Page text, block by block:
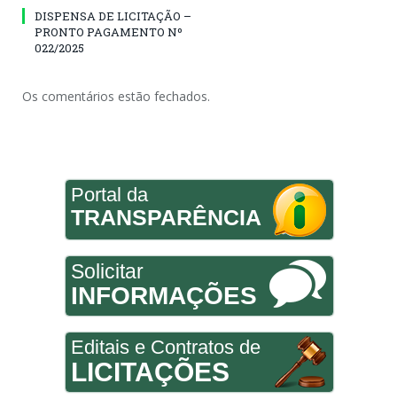
DISPENSA DE LICITAÇÃO –
PRONTO PAGAMENTO Nº
022/2025
Os comentários estão fechados.
Portal da
TRANSPARÊNCIA
Solicitar
INFORMAÇÕES
Editais e Contratos de
LICITAÇÕES